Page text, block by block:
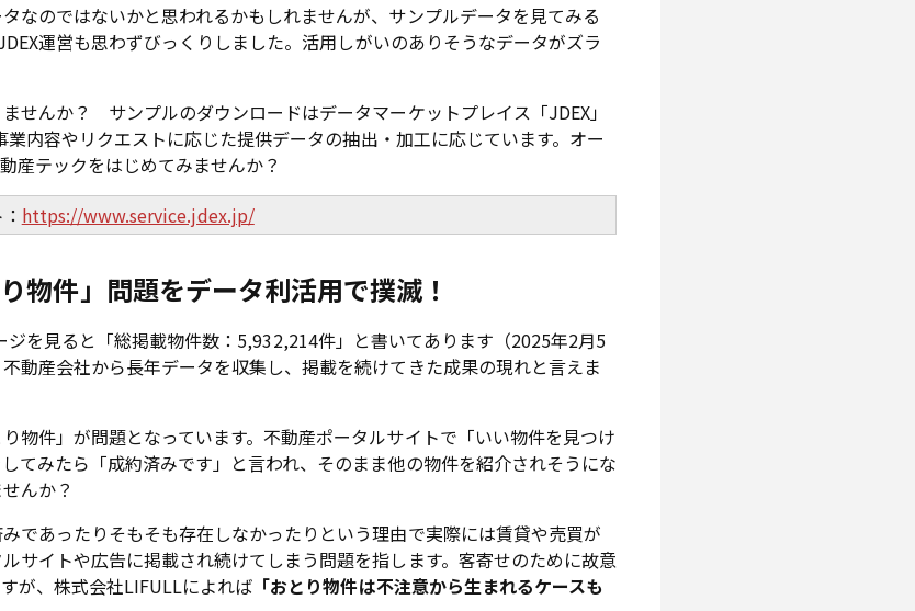
なのではないかと思われるかもしれませんが、サンプルデータを見てみる
運営も思わずびっくりしました。活用しがいのありそうなデータがズラ
せんか？ サンプルのダウンロードはデータマーケットプレイス「JDEX」
内容やリクエストに応じた提供データの抽出・加工に応じています。オー
産テックをはじめてみませんか？
https://www.service.jdex.jp/
物件」問題をデータ利活用で撲滅！
ジを見ると「総掲載物件数：5,932,214件」と書いてあります（2025年2月5
動産会社から長年データを収集し、掲載を続けてきた成果の現れと言えま
物件」が問題となっています。不動産ポータルサイトで「いい物件を見つけ
てみたら「成約済みです」と言われ、そのまま他の物件を紹介されそうにな
んか？
であったりそもそも存在しなかったりという理由で実際には賃貸や売買が
サイトや広告に掲載され続けてしまう問題を指します。客寄せのために故意
が、株式会社LIFULLによれば 「おとり物件は不注意から生まれるケースも